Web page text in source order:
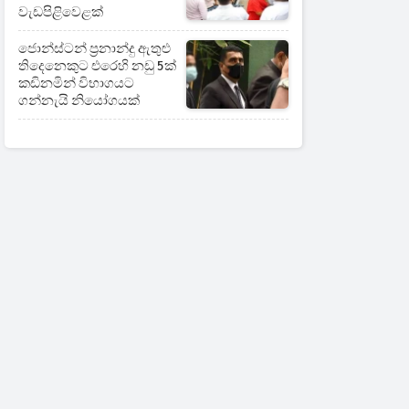
වැඩපිළිවෙළක්
ජොන්ස්ටන් ප්‍රනාන්දු ඇතුළු
තිදෙනෙකුට එරෙහි නඩු 5ක්
කඩිනමින් විභාගයට
ගන්නැයි නියෝගයක්